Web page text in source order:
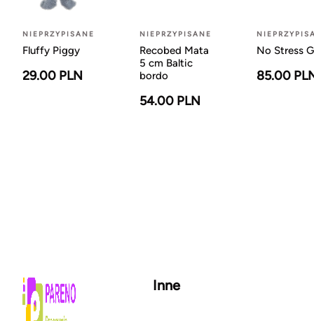
NIEPRZYPISANE
Fluffy Piggy
29.00 PLN
NIEPRZYPISANE
Recobed Mata
5 cm Baltic
bordo
54.00 PLN
No Stress
85.00
Inne